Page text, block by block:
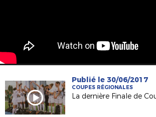
Publié le 30/06/2017
COUPES RÉGIONALES